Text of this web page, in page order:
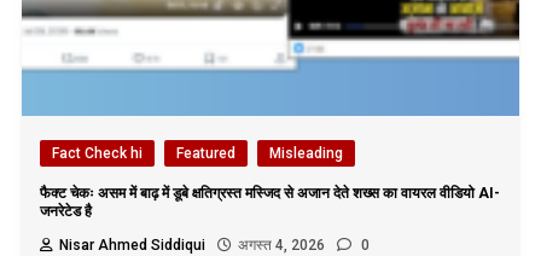
Fact Check hi Featured Misleading
फैक्ट चेकः असम में बाढ़ में डूबे क्षतिग्रस्त मस्जिद से अजान देते शख्स का वायरल वीडियो AI-
जनरेटेड है
Nisar Ahmed Siddiqui
अगस्त 4, 2026 0